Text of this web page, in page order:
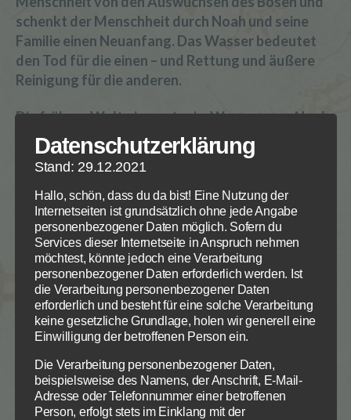
schenkt der Menschheit durch Noah und seine
Familie einen Neuanfang. Das Wasser bedeutet
den Tod für die einen – und Rettung und äußere
Reinigung für die anderen.
Die frühere Welt ging unter im Wasser – nur Noah
uns seine Familie überlebten in dieser weltweiten
Reinigungsaktion Gottes. Und doch sündigte
Noah noch, der sich trotz seiner Gerechtigkeit
betrank. Und Ham, sein Sohn handelte noch
ehrlos. Es war eine oberflächliche Reinigung7,
Kapitel 25.
3) Das Volk Gottes – Israel und die Gemeinde – wird
berufen und wächst in der Gnade Gottes
4) Die bestehende Welt durchläuft eine
Feuerreinigung Gottes.
Nur die Erwählten aus Gottes Volk werden dieses
Feuer überstehen. Jeder, der nicht von Gott
Datenschutzerklärung
Stand: 29.12.2021
Hallo, schön, dass du da bist! Eine Nutzung der
Internetseiten ist grundsätzlich ohne jede Angabe
personenbezogener Daten möglich. Sofern du
Services dieser Internetseite in Anspruch nehmen
möchtest, könnte jedoch eine Verarbeitung
personenbezogener Daten erforderlich werden. Ist
die Verarbeitung personenbezogener Daten
erforderlich und besteht für eine solche Verarbeitung
keine gesetzliche Grundlage, holen wir generell eine
Einwilligung der betroffenen Person ein.
Die Verarbeitung personenbezogener Daten,
beispielsweise des Namens, der Anschrift, E-Mail-
Adresse oder Telefonnummer einer betroffenen
Person, erfolgt stets im Einklang mit der